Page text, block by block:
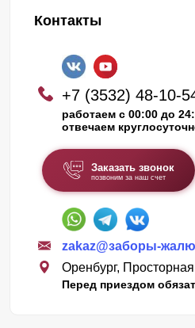
Контакты
+7 (3532) 48-10-
работаем с 00:00 до
отвечаем
Заказать звонок
позвоним за наш счет
zakaz@заборы-
Оренбург,
Перед приездом